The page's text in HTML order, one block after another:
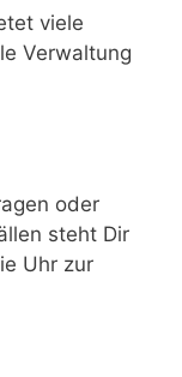
viele
Verwaltung
oder
steht Dir
Uhr zur